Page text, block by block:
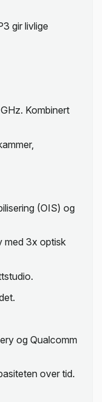
gir livlige
Kombinert
(OIS) og
med 3x optisk
og Qualcomm
over tid.